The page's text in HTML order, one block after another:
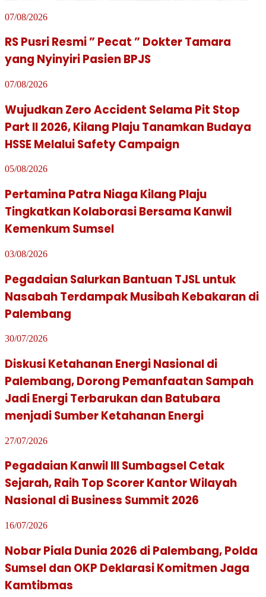
07/08/2026
RS Pusri Resmi ” Pecat ” Dokter Tamara
yang Nyinyiri Pasien BPJS
07/08/2026
Wujudkan Zero Accident Selama Pit Stop
Part II 2026, Kilang Plaju Tanamkan Budaya
HSSE Melalui Safety Campaign
05/08/2026
Pertamina Patra Niaga Kilang Plaju
Tingkatkan Kolaborasi Bersama Kanwil
Kemenkum Sumsel
03/08/2026
Pegadaian Salurkan Bantuan TJSL untuk
Nasabah Terdampak Musibah Kebakaran di
Palembang
30/07/2026
Diskusi Ketahanan Energi Nasional di
Palembang, Dorong Pemanfaatan Sampah
Jadi Energi Terbarukan dan Batubara
menjadi Sumber Ketahanan Energi
27/07/2026
Pegadaian Kanwil III Sumbagsel Cetak
Sejarah, Raih Top Scorer Kantor Wilayah
Nasional di Business Summit 2026
16/07/2026
Nobar Piala Dunia 2026 di Palembang, Polda
Sumsel dan OKP Deklarasi Komitmen Jaga
Kamtibmas